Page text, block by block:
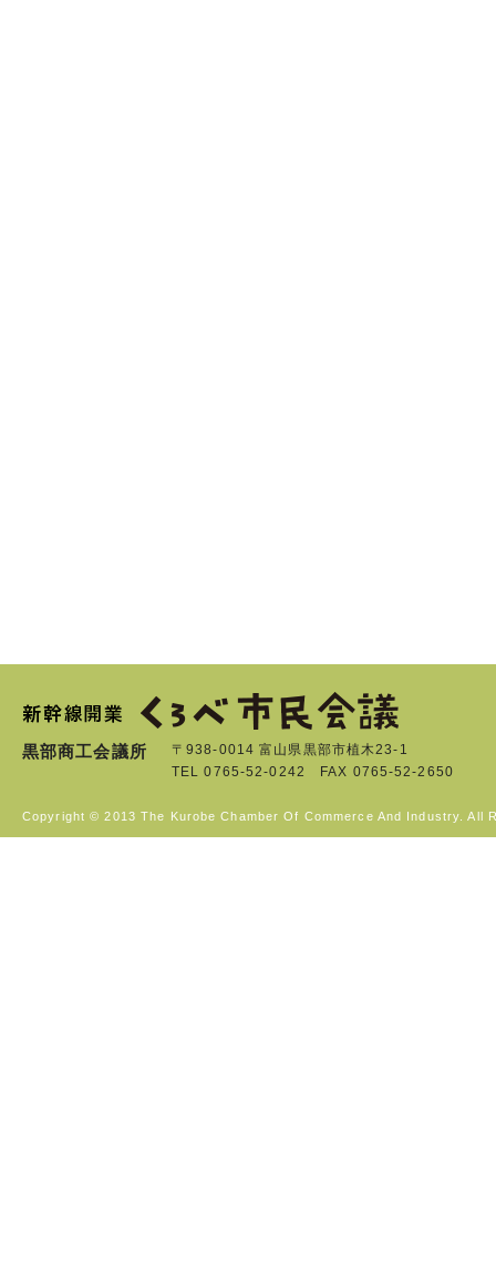
黒部商工会議所
〒938-0014 富山県黒部市植木23-1
TEL 0765-52-0242 FAX 0765-52-2650
Copyright © 2013 The Kurobe Chamber Of Commerce And Industry. All